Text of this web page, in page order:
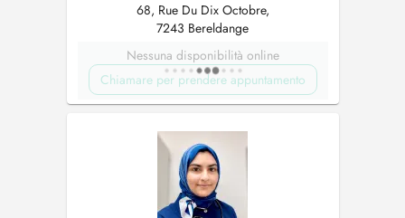
68, Rue Du Dix Octobre,
7243 Bereldange
Nessuna disponibilità online
Chiamare per prendere appuntamento